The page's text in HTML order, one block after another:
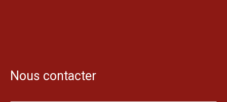
Nous contacter